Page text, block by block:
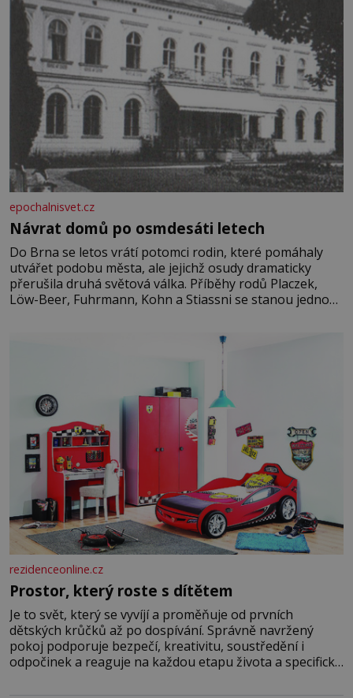
epochalnisvet.cz
Návrat domů po osmdesáti letech
Do Brna se letos vrátí potomci rodin, které pomáhaly
utvářet podobu města, ale jejichž osudy dramaticky
přerušila druhá světová válka. Příběhy rodů Placzek,
Löw-Beer, Fuhrmann, Kohn a Stiassni se stanou jednou
jednoduché. Místa, která si člověk pamatuje z rodinných
rezidenceonline.cz
Prostor, který roste s dítětem
Je to svět, který se vyvíjí a proměňuje od prvních
dětských krůčků až po dospívání. Správně navržený
pokoj podporuje bezpečí, kreativitu, soustředění i
odpočinek a reaguje na každou etapu života a specifické